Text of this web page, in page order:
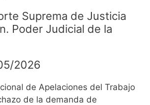
Suprema de Justicia
Poder Judicial de la
2026
de Apelaciones del Trabajo
de la demanda de